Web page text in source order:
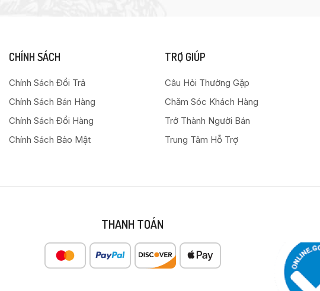
CHÍNH SÁCH
Chính Sách Đổi Trả
Chính Sách Bán Hàng
Chính Sách Đổi Hàng
Chính Sách Bảo Mật
TRỢ GIÚP
Câu Hỏi Thường Gặp
Chăm Sóc Khách Hàng
Trở Thành Người Bán
Trung Tâm Hỗ Trợ
THANH TOÁN